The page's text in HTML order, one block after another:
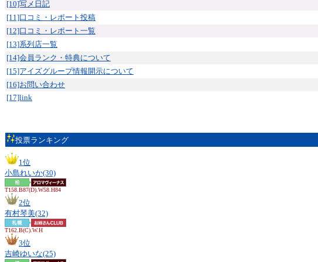
[10]写メ日記
[11]口コミ・レポート投稿
[12]口コミ・レポート一覧
[13]系列店一覧
[14]会員ランク・特典について
[15]アイズグループ情報開示について
[16]お問い合わせ
[17]link
投票ランキング
1位
小島れいか(30)
T158.B87(D).W58.H84
2位
有村琴美(32)
T162.B(C).W.H
3位
吉崎ゆいな(25)